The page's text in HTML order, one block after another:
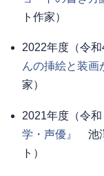
ト作家）
2022年度（令和
んの挿絵と装画
家）
2021年度（令和
学・声優』
池
ト）